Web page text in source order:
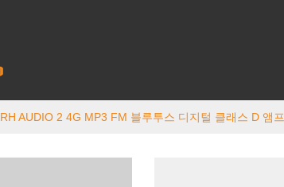
RH AUDIO 2 4G MP3 FM 블루투스 디지털 클래스 D 앰프